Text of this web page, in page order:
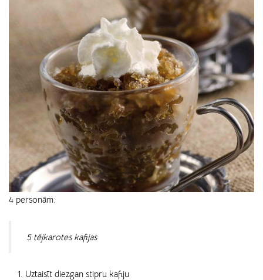
4 personām:
5 tējkarotes kafijas
Uztaisīt diezgan stipru kafiju